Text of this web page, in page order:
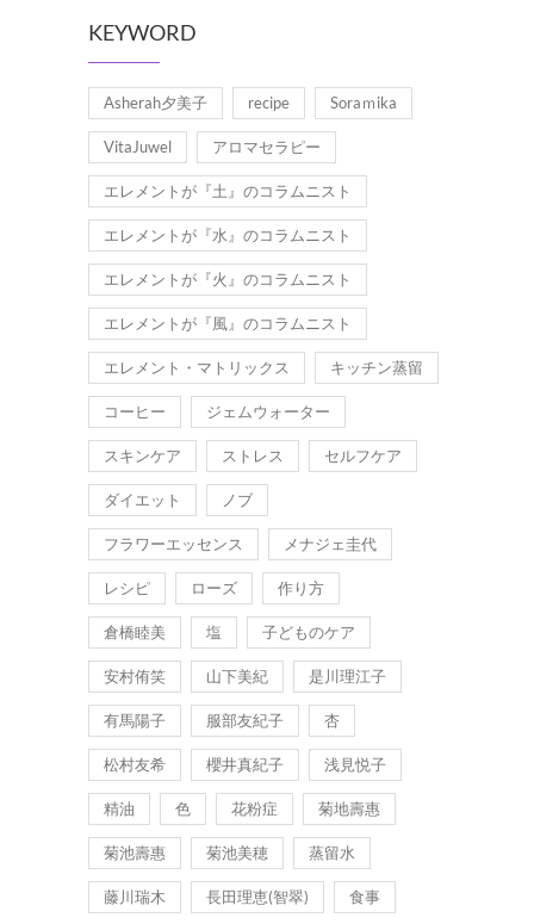
KEYWORD
Asherah夕美子 recipe Soraｍika
VitaJuwel アロマセラピー
エレメントが『土』のコラムニスト
エレメントが『水』のコラムニスト
エレメントが『火』のコラムニスト
エレメントが『風』のコラムニスト
エレメント・マトリックス キッチン蒸留
コーヒー ジェムウォーター
スキンケア ストレス セルフケア
ダイエット ノブ
フラワーエッセンス メナジェ圭代
レシピ ローズ 作り方
倉橋睦美 塩 子どものケア
安村侑笑 山下美紀 是川理江子
有馬陽子 服部友紀子 杏
松村友希 櫻井真紀子 浅見悦子
精油 色 花粉症 菊地壽惠
菊池壽惠 菊池美穂 蒸留水
藤川瑞木 長田理恵(智翠) 食事